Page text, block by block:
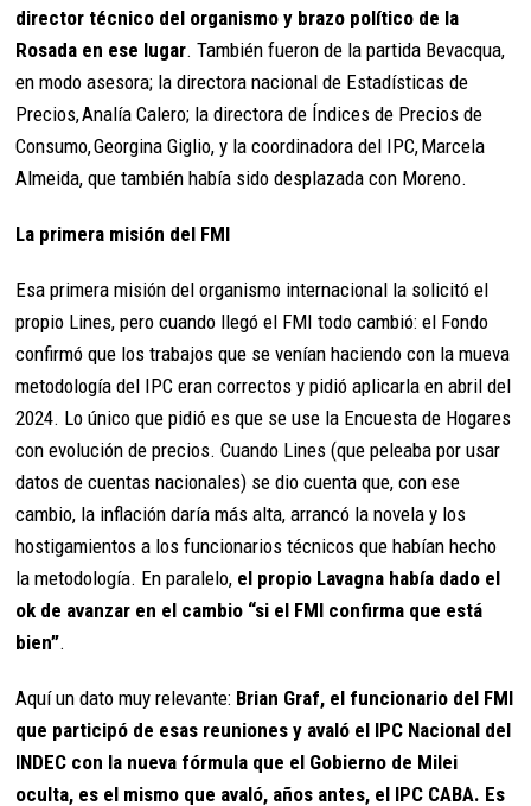
director técnico del organismo y brazo político de la
Rosada en ese lugar. También fueron de la partida Bevacqua,
en modo asesora; la directora nacional de Estadísticas de
Precios, Analía Calero; la directora de Índices de Precios de
Consumo, Georgina Giglio, y la coordinadora del IPC, Marcela
Almeida, que también había sido desplazada con Moreno.
La primera misión del FMI
Esa primera misión del organismo internacional la solicitó el
propio Lines, pero cuando llegó el FMI todo cambió: el Fondo
confirmó que los trabajos que se venían haciendo con la mueva
metodología del IPC eran correctos y pidió aplicarla en abril del
2024. Lo único que pidió es que se use la Encuesta de Hogares
con evolución de precios. Cuando Lines (que peleaba por usar
datos de cuentas nacionales) se dio cuenta que, con ese
cambio, la inflación daría más alta, arrancó la novela y los
hostigamientos a los funcionarios técnicos que habían hecho
la metodología. En paralelo, el propio Lavagna había dado el
ok de avanzar en el cambio “si el FMI confirma que está
bien”.
Aquí un dato muy relevante: Brian Graf, el funcionario del FMI
que participó de esas reuniones y avaló el IPC Nacional del
INDEC con la nueva fórmula que el Gobierno de Milei
oculta, es el mismo que avaló, años antes, el IPC CABA. Es